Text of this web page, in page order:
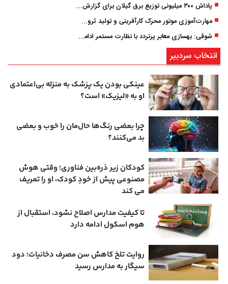
پاداش ۳۰۰ میلیونی توزیع برق گیلان برای گزارش ماینرهای غیرمجاز
مهارت‌آموزی موتور محرک کارآفرینی و تولید ثروت است
شوقی: بهسازی معابر پرتردد با نظارت مستمر ادامه دارد
انتخاب سردبیر
عینکی‌ بودن یک پزشک به منزله بی‌اعتمادی
او به «لیزیک» است؟
چرا بعضی رنگ‌ها حال‌مان را خوب و بعضی
بد می‌کنند؟
کودکان زیر ذره‌بین فناوری؛ وقتی هوش
مصنوعی پیش از خودِ کودک، او را تعریف
می ‌کند
تا کیفیت مدارس اصلاح نشود، استقبال از
هوم ‌اسکول ادامه دارد
روایت تلخ کاهش سن مصرف دخانیات؛ دود
سیگار به مدارس رسید